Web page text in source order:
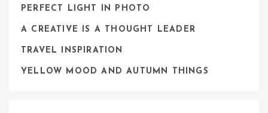
PERFECT LIGHT IN PHOTO
A CREATIVE IS A THOUGHT LEADER
TRAVEL INSPIRATION
YELLOW MOOD AND AUTUMN THINGS